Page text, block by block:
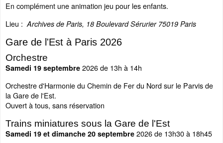
En complément une animation jeu pour les enfants.
Lieu : Archives de Paris, 18 Boulevard Sérurier 75019 Paris
Gare de l'Est à Paris 2026
Orchestre
Samedi 19 septembre 2026 de 13h à 14h
Orchestre d'Harmonie du Chemin de Fer du Nord sur le Parvis de
la Gare de l'Est.
Ouvert à tous, sans réservation
Trains miniatures sous la Gare de l'Est
Samedi 19 et dimanche 20 septembre 2026 de 13h30 à 18h45